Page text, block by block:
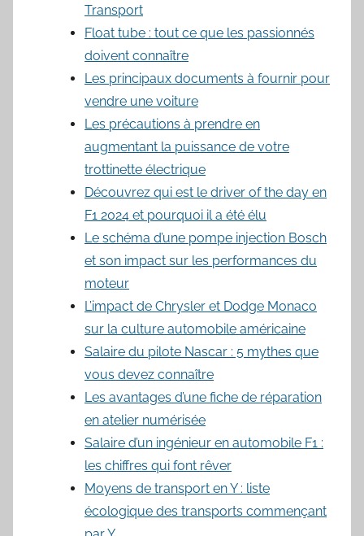
Transport
Float tube : tout ce que les passionnés
doivent connaître
Les principaux documents à fournir pour
vendre une voiture
Les précautions à prendre en
augmentant la puissance de votre
trottinette électrique
Découvrez qui est le driver of the day en
F1 2024 et pourquoi il a été élu
Le schéma d’une pompe injection Bosch
et son impact sur les performances du
moteur
L’impact de Chrysler et Dodge Monaco
sur la culture automobile américaine
Salaire du pilote Nascar : 5 mythes que
vous devez connaître
Les avantages d’une fiche de réparation
en atelier numérisée
Salaire d’un ingénieur en automobile F1 :
les chiffres qui font rêver
Moyens de transport en Y : liste
écologique des transports commençant